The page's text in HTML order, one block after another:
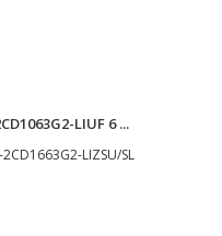
LIUF 6 ...